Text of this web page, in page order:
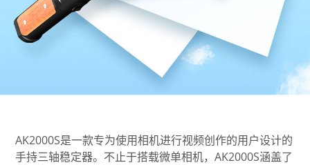
VLOG pocket
Vimble 2
飞宇蝎子 Pro
G6 MAX
G6
AK2000S是一款专为使用相机进行视频创作的用户设计的
手持三轴稳定器。不止于搭载微单相机，AK2000S涵盖了